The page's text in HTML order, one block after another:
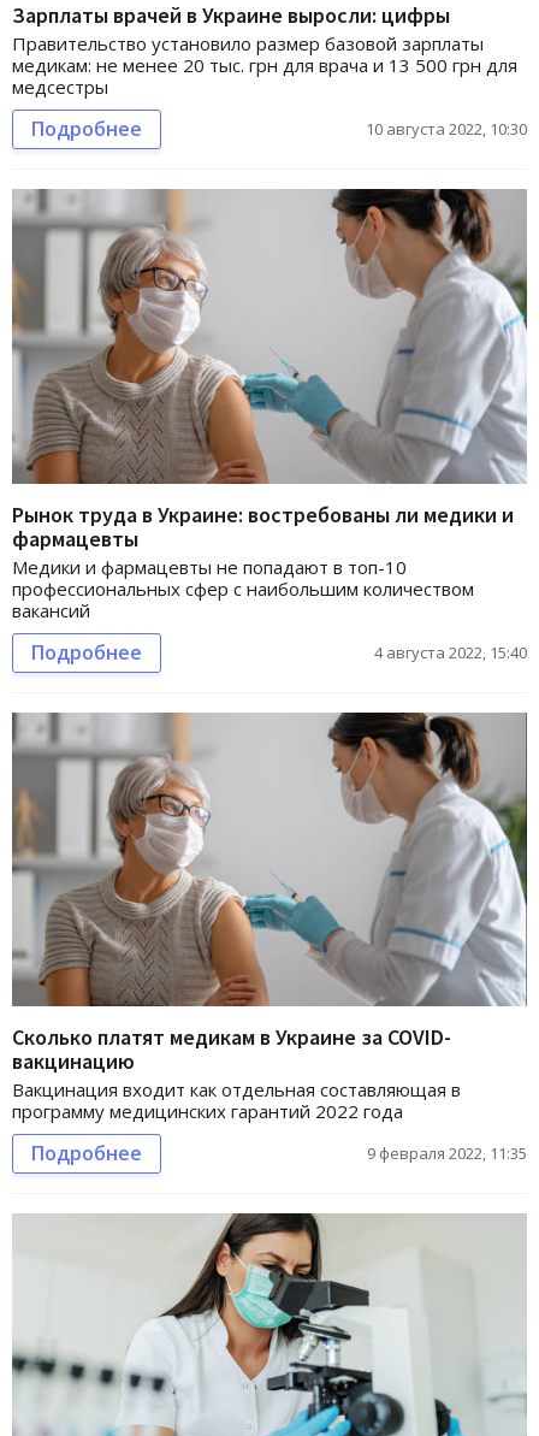
Зарплаты врачей в Украине выросли: цифры
Правительство установило размер базовой зарплаты
медикам: не менее 20 тыс. грн для врача и 13 500 грн для
медсестры
Подробнее 10 августа 2022, 10:30
Рынок труда в Украине: востребованы ли медики и
фармацевты
Медики и фармацевты не попадают в топ-10
профессиональных сфер с наибольшим количеством
вакансий
Подробнее 4 августа 2022, 15:40
Сколько платят медикам в Украине за COVID-
вакцинацию
Вакцинация входит как отдельная составляющая в
программу медицинских гарантий 2022 года
Подробнее 9 февраля 2022, 11:35